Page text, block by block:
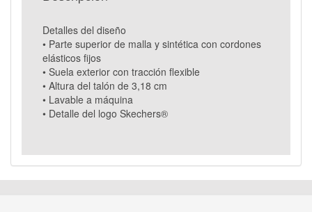
Detalles del diseño
• Parte superior de malla y sintética con cordones
elásticos fijos
• Suela exterior con tracción flexible
• Altura del talón de 3,18 cm
• Lavable a máquina
• Detalle del logo Skechers®